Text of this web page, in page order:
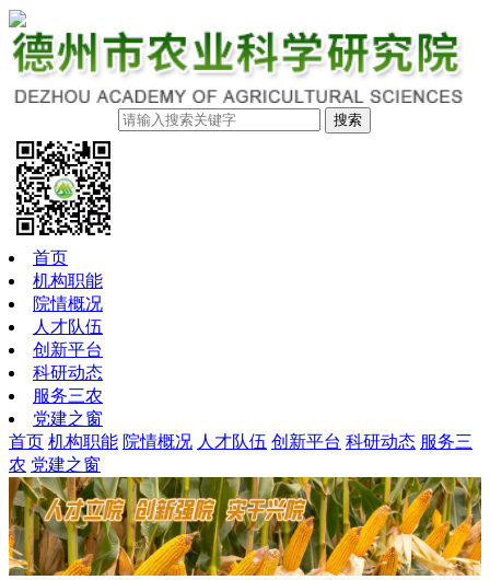
搜索
首页
机构职能
院情概况
人才队伍
创新平台
科研动态
服务三农
党建之窗
首页 机构职能 院情概况 人才队伍 创新平台 科研动态 服务三
农 党建之窗